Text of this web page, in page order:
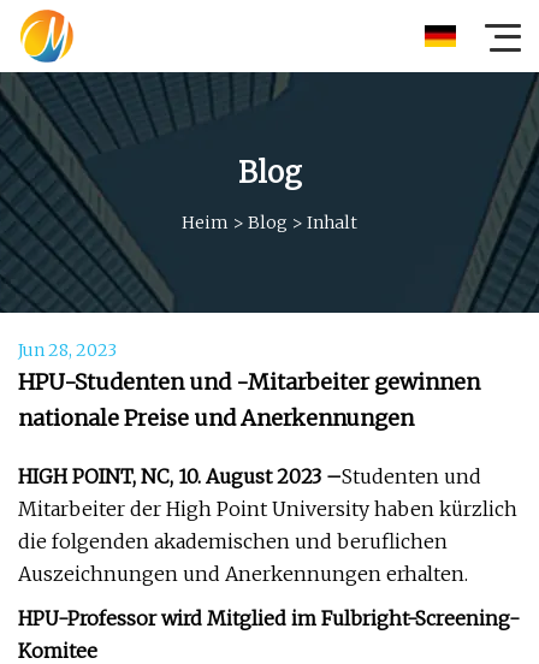
Blog
Heim > Blog > Inhalt
Jun 28, 2023
HPU-Studenten und -Mitarbeiter gewinnen
nationale Preise und Anerkennungen
HIGH POINT, NC, 10. August 2023 –Studenten und
Mitarbeiter der High Point University haben kürzlich
die folgenden akademischen und beruflichen
Auszeichnungen und Anerkennungen erhalten.
HPU-Professor wird Mitglied im Fulbright-Screening-
Komitee